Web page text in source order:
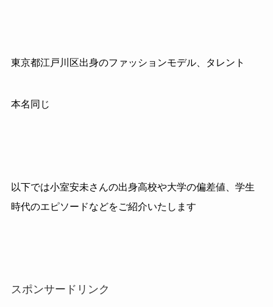
東京都江戸川区出身のファッションモデル、タレント
本名同じ
以下では小室安未さんの出身高校や大学の偏差値、学生
時代のエピソードなどをご紹介いたします
スポンサードリンク